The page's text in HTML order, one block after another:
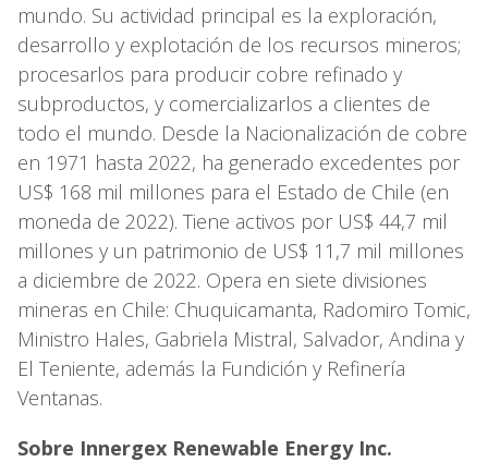
mundo. Su actividad principal es la exploración,
desarrollo y explotación de los recursos mineros;
procesarlos para producir cobre refinado y
subproductos, y comercializarlos a clientes de
todo el mundo. Desde la Nacionalización de cobre
en 1971 hasta 2022, ha generado excedentes por
US$ 168 mil millones para el Estado de Chile (en
moneda de 2022). Tiene activos por US$ 44,7 mil
millones y un patrimonio de US$ 11,7 mil millones
a diciembre de 2022. Opera en siete divisiones
mineras en Chile: Chuquicamanta, Radomiro Tomic,
Ministro Hales, Gabriela Mistral, Salvador, Andina y
El Teniente, además la Fundición y Refinería
Ventanas.
Sobre Innergex Renewable Energy Inc.